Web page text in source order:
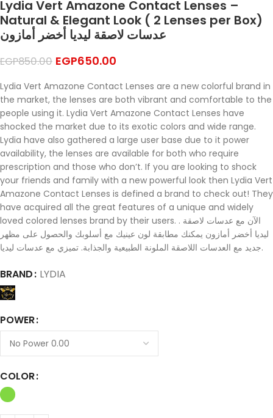
Lydia Vert Amazone Contact Lenses –
Natural & Elegant Look ( 2 Lenses per Box)
عدسات لاصقة ليديا أخضر أمازون
EGP850.00 EGP650.00
Lydia Vert Amazone Contact Lenses are a new colorful brand in
the market, the lenses are both vibrant and comfortable to the
people using it. Lydia Vert Amazone Contact Lenses have
shocked the market due to its exotic colors and wide range.
Lydia have also gathered a large user base due to it power
availability, the lenses are available for both who require
prescription and those who don’t. If you are looking to shock
your friends and family with a new powerful look then Lydia Vert
Amazone Contact Lenses is defined a brand to check out! They
have acquired all the great features of a unique and widely
loved colored lenses brand by their users. . الآن مع عدسات لاصقة
ليديا أخضر أمازون يمكنك مطابقة لون عينيك مع أسلوبك والحصول على مظهر
جديد مع العدسات اللاصقة الملونة الطبيعية والجذابة. تميزي مع عدسات ليديا.
BRAND LYDIA
POWER
COLOR